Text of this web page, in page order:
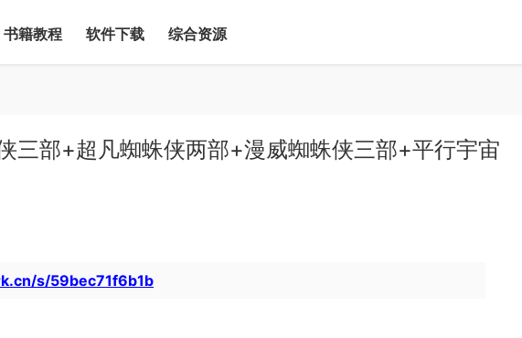
书籍教程 软件下载 综合资源
三部+超凡蜘蛛侠两部+漫威蜘蛛侠三部+平行宇宙
s/59bec71f6b1b